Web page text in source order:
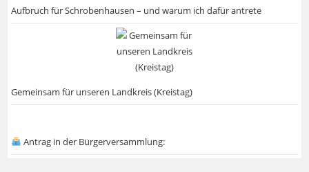
Aufbruch für Schrobenhausen – und warum ich dafür antrete
Gemeinsam für unseren Landkreis (Kreistag)
Antrag in der Bürgerversammlung: